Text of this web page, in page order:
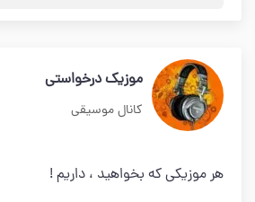
موزیک درخواستی
کانال موسیقی
هر موزیکی که بخواهید ، داریم !